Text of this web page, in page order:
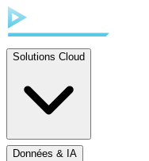
Solutions Cloud
Données & IA